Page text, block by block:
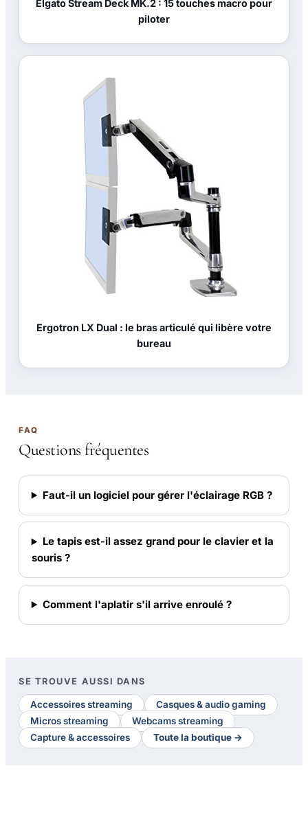
Elgato Stream Deck MK.2 : 15 touches macro pour
piloter
Ergotron LX Dual : le bras articulé qui libère votre
bureau
FAQ
Questions fréquentes
Faut-il un logiciel pour gérer l'éclairage RGB ?
Le tapis est-il assez grand pour le clavier et la
souris ?
Comment l'aplatir s'il arrive enroulé ?
SE TROUVE AUSSI DANS
Accessoires streaming
Casques & audio gaming
Micros streaming
Webcams streaming
Capture & accessoires
Toute la boutique →